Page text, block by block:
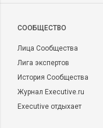
CООБЩЕСТВО
Лица Сообщества
Лига экспертов
История Сообщества
Журнал Executive.ru
Executive отдыхает